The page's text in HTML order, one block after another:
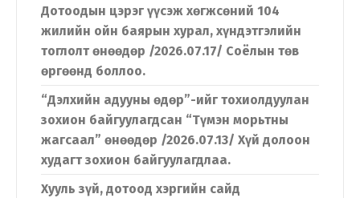
Дотоодын цэрэг үүсэж хөгжсөний 104
жилийн ойн баярын хурал, хүндэтгэлийн
тоглолт өнөөдөр /2026.07.17/ Соёлын төв
өргөөнд боллоо.
“Дэлхийн адууны өдөр”-ийг тохиолдуулан
зохион байгуулагдсан “Түмэн морьтны
жагсаал” өнөөдөр /2026.07.13/ Хүй долоон
худагт зохион байгуулагдлаа.
Хууль зүй, дотоод хэргийн сайд